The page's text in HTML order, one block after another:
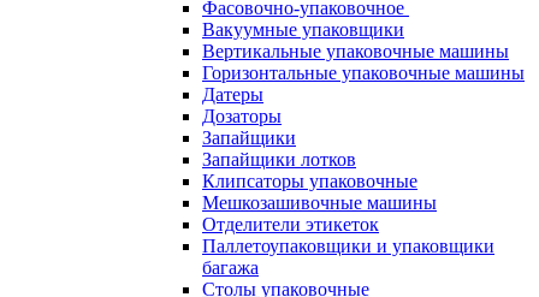
Фасовочно-упаковочное
Вакуумные упаковщики
Вертикальные упаковочные машины
Горизонтальные упаковочные машины
Датеры
Дозаторы
Запайщики
Запайщики лотков
Клипсаторы упаковочные
Мешкозашивочные машины
Отделители этикеток
Паллетоупаковщики и упаковщики
багажа
Столы упаковочные